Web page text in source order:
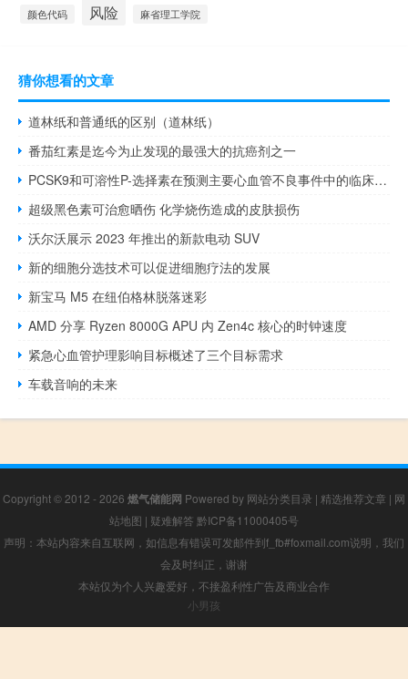
颜色代码 风险 麻省理工学院
猜你想看的文章
道林纸和普通纸的区别（道林纸）
番茄红素是迄今为止发现的最强大的抗癌剂之一
PCSK9和可溶性P-选择素在预测主要心血管不良事件中的临床意义
超级黑色素可治愈晒伤 化学烧伤造成的皮肤损伤
沃尔沃展示 2023 年推出的新款电动 SUV
新的细胞分选技术可以促进细胞疗法的发展
新宝马 M5 在纽伯格林脱落迷彩
AMD 分享 Ryzen 8000G APU 内 Zen4c 核心的时钟速度
紧急心血管护理影响目标概述了三个目标需求
车载音响的未来
Copyright © 2012 - 2026 燃气储能网 Powered by 网站分类目录 | 精选推荐文章 | 网
站地图 | 疑难解答 黔ICP备11000405号
声明：本站内容来自互联网，如信息有错误可发邮件到f_fb#foxmail.com说明，我们
会及时纠正，谢谢
本站仅为个人兴趣爱好，不接盈利性广告及商业合作
小男孩